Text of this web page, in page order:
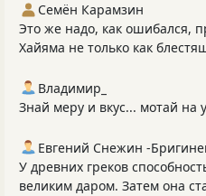
Семён Карамзин
Это же надо, как ошибался,
Хайяма не только как
Владимир_
Знай меру и вкус... мотай на
Евгений Снежин -
У древних греков
великим даром. Затем она